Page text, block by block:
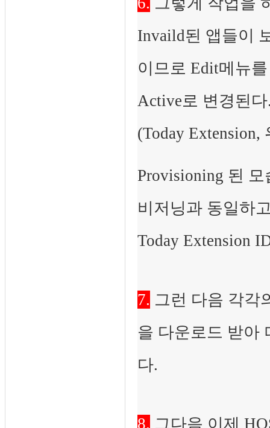
Invaild된 앱들이
이므로 Edit메뉴
Active로 변경된
(Today
Provisioning 된
비저닝과 동일하
Today Extension
7. 그런 다음 각각
을 다운로드 받아
다.
8. 그다음 이제